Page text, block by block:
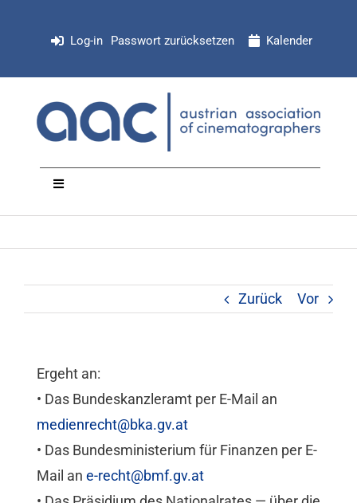
Log-in Passwort zurücksetzen Kalender
Toggle
Mitgliedschaft
Zurück Vor
Ergeht an:
• Das Bundeskanzleramt per E-Mail an
medienrecht@bka.gv.at
• Das Bundesministerium für Finanzen per E-
Mail an e-recht@bmf.gv.at